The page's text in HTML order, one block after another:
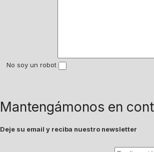
No soy un robot
Mantengámonos en
Deje su email y reciba nuestro newsletter